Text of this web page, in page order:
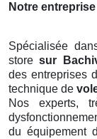
Notre entreprise
Spécialisée
storesur
des entreprises
technique de
Nos experts,
du équipement